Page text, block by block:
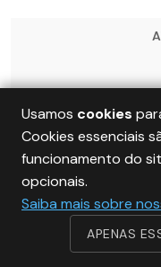
Usamos cookies
Cookies essenciais
funcionamento do
opcionais.
Saiba mais sobre
APENAS